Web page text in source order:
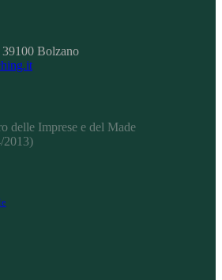
Bolzano
delle Imprese e del Made
2013)